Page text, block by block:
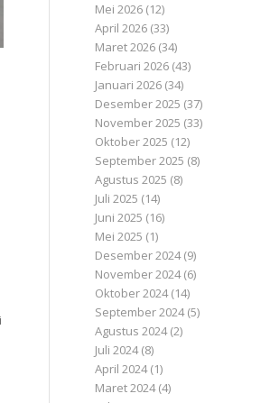
Mei 2026 (12)
April 2026 (33)
Maret 2026 (34)
Februari 2026 (43)
Januari 2026 (34)
Desember 2025 (37)
November 2025 (33)
Oktober 2025 (12)
September 2025 (8)
Agustus 2025 (8)
Juli 2025 (14)
Juni 2025 (16)
Mei 2025 (1)
Desember 2024(9)
November 2024(6)
Oktober 2024(14)
September 2024(5)
Agustus 2024(2)
Juli 2024(8)
April 2024(1)
Maret 2024(4)